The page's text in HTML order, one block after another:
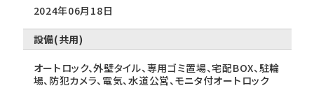
2024年06月18日
設備(共用)
オートロック、外壁タイル、専用ゴミ置場、宅配BOX、駐輪
場、防犯カメラ、電気、水道公営、モニタ付オートロック